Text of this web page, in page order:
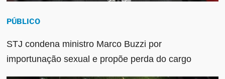
PÚBLICO
STJ condena ministro Marco Buzzi por
importunação sexual e propõe perda do cargo